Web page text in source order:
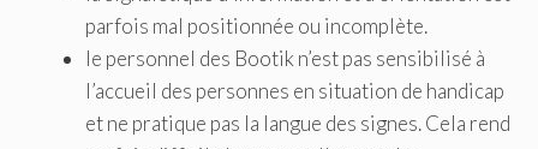
parfois mal positionnée ou incomplète.
le personnel des Bootik n’est pas sensibilisé à
l’accueil des personnes en situation de handicap
et ne pratique pas la langue des signes. Cela rend